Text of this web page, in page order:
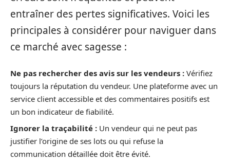
entraîner des pertes significatives. Voici les
principales à considérer pour naviguer dans
ce marché avec sagesse :
Ne pas rechercher des avis sur les vendeurs : Vérifiez
toujours la réputation du vendeur. Une plateforme avec un
service client accessible et des commentaires positifs est
un bon indicateur de fiabilité.
Ignorer la traçabilité : Un vendeur qui ne peut pas
justifier l’origine de ses lots ou qui refuse la
communication détaillée doit être évité.